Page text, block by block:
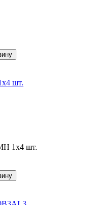
1х4 шт.